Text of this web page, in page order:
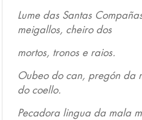
Lume das Santas
meigallos, cheiro dos
mortos, tronos e raios.
Oubeo do can, pregón da
do coello.
Pecadora lingua da mala